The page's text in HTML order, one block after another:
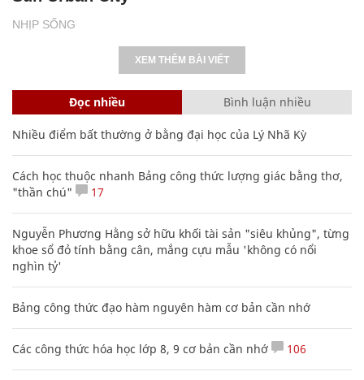
NHỊP SỐNG
XEM THÊM BÀI VIẾT
Đọc nhiều Bình luận nhiều
Nhiều điểm bất thường ở bằng đại học của Lý Nhã Kỳ
Cách học thuộc nhanh Bảng công thức lượng giác bằng thơ,
"thần chú"
17
Nguyễn Phương Hằng sở hữu khối tài sản "siêu khủng", từng
khoe sổ đỏ tính bằng cân, mắng cựu mẫu 'không có nổi
nghìn tỷ'
Bảng công thức đạo hàm nguyên hàm cơ bản cần nhớ
Các công thức hóa học lớp 8, 9 cơ bản cần nhớ 106